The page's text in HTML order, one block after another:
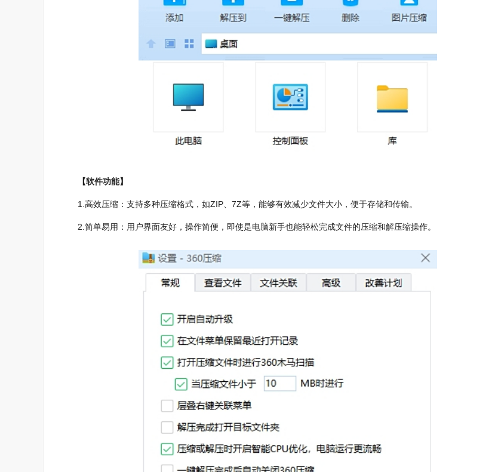
【软件功能】
1.高效压缩：支持多种压缩格式，如ZIP、7Z等，能够有效减少文件大小，便于存储和传输。
2.简单易用：用户界面友好，操作简便，即使是电脑新手也能轻松完成文件的压缩和解压缩操作。